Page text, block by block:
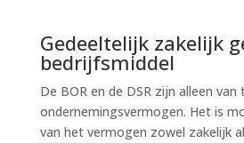
Gedeeltelijk zakelijk
bedrijfsmiddel
De BOR en de DSR zijn alleen
ondernemingsvermogen. Het is
van het vermogen zowel zakelijk